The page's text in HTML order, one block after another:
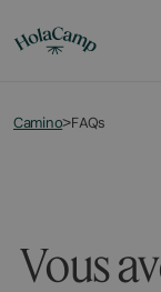
Camino>FAQs
Vous